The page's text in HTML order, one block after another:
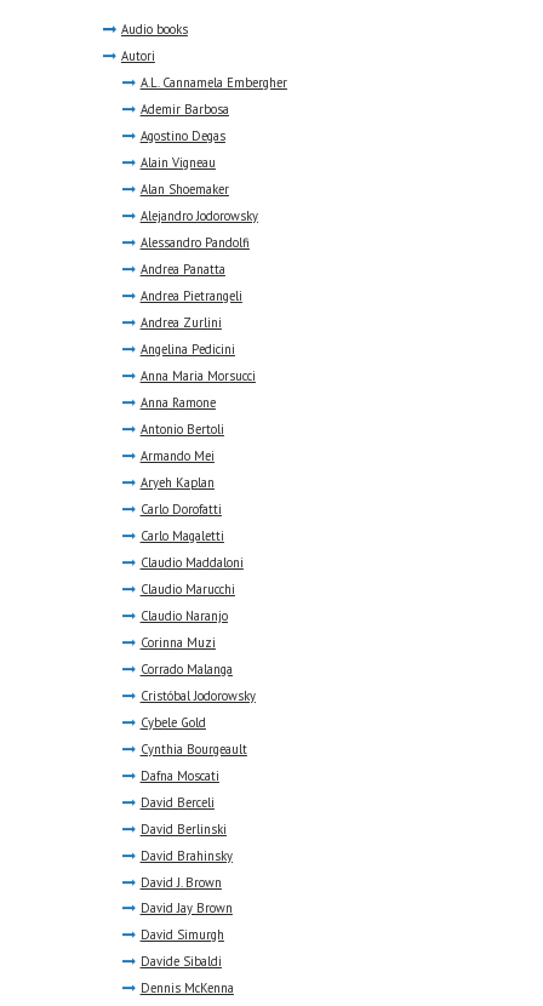
Audio books
Autori
A.L. Cannamela Embergher
Ademir Barbosa
Agostino Degas
Alain Vigneau
Alan Shoemaker
Alejandro Jodorowsky
Alessandro Pandolfi
Andrea Panatta
Andrea Pietrangeli
Andrea Zurlini
Angelina Pedicini
Anna Maria Morsucci
Anna Ramone
Antonio Bertoli
Armando Mei
Aryeh Kaplan
Carlo Dorofatti
Carlo Magaletti
Claudio Maddaloni
Claudio Marucchi
Claudio Naranjo
Corinna Muzi
Corrado Malanga
Cristóbal Jodorowsky
Cybele Gold
Cynthia Bourgeault
Dafna Moscati
David Berceli
David Berlinski
David Brahinsky
David J. Brown
David Jay Brown
David Simurgh
Davide Sibaldi
Dennis McKenna